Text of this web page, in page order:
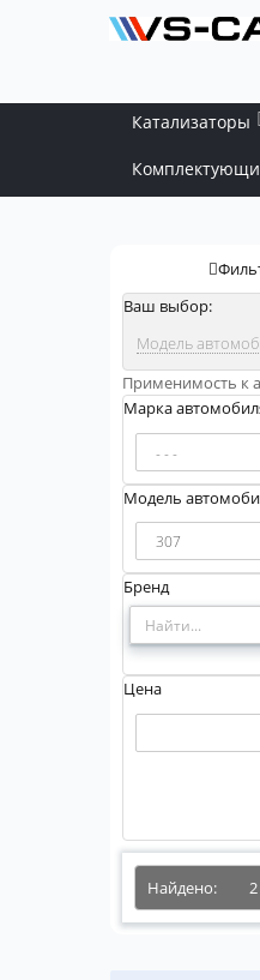
Катализаторы
Ваш выбор:
Модель
Применимость к
Марка
Модель
Бренд
Цена
Найдено: 2